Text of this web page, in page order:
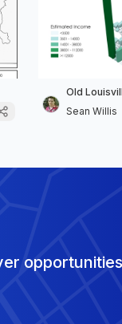
Old
Sean Willis